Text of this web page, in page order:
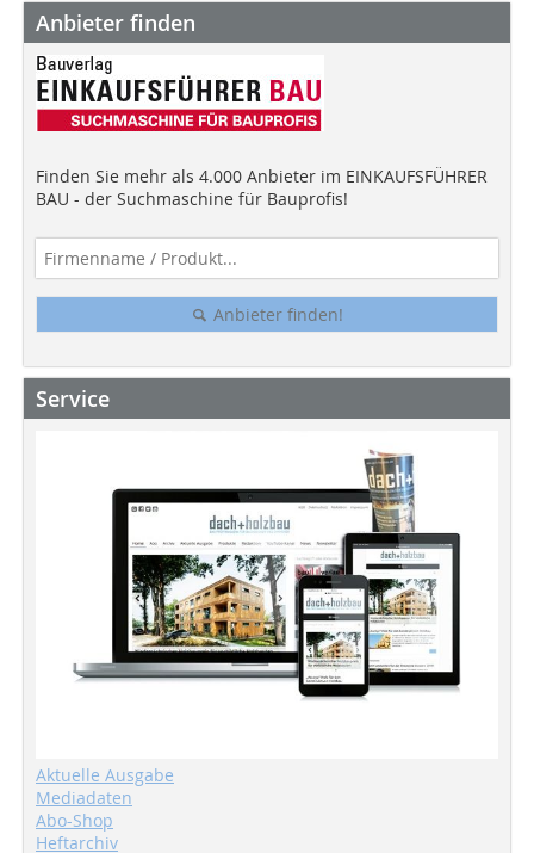
Anbieter finden
Finden Sie mehr als 4.000 Anbieter im EINKAUFSFÜHRER
BAU - der Suchmaschine für Bauprofis!
Anbieter finden!
Service
Aktuelle Ausgabe
Mediadaten
Abo-Shop
Heftarchiv